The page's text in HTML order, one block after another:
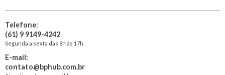
Telefone:
(61) 9 9149-4242
Segunda a sexta das 8h ás 17h.
E-mail:
contato@bphub.com.br